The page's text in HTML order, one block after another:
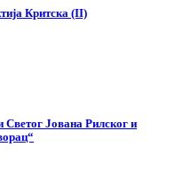
Критска (II)
Светог Јована Рилског и